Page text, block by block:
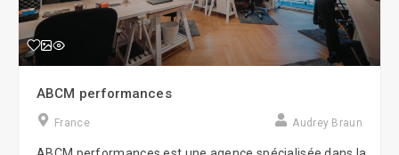
ABCM performances
France Audrey Braun